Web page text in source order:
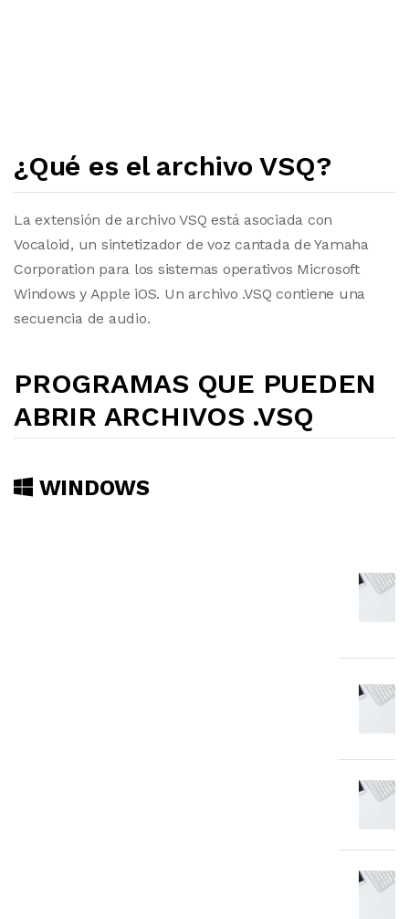
¿Qué es el archivo VSQ?
La extensión de archivo VSQ está asociada con
Vocaloid, un sintetizador de voz cantada de Yamaha
Corporation para los sistemas operativos Microsoft
Windows y Apple iOS. Un archivo .VSQ contiene una
secuencia de audio.
PROGRAMAS QUE PUEDEN
ABRIR ARCHIVOS .VSQ
WINDOWS